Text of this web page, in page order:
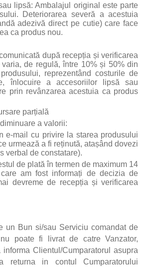
lipsă: Ambalajul original este parte
Deteriorarea severă a acestuia
adezivă direct pe cutie) care face
ca produs nou.
după recepția și verificarea
de regulă, între 10% și 50% din
reprezentând costurile de
înlocuire a accesoriilor lipsă sau
prin revânzarea acestuia ca produs
parțială
a valorii:
e-mail cu privire la starea produsului
urmează a fi reținută, atașând dovezi
verbal de constatare).
de plată în termen de maximum 14
am fost informați de decizia de
devreme de recepția și verificarea
un Bun si/sau Serviciu comandat de
poate fi livrat de catre Vanzator,
Clientul/Cumparatorul asupra
returna in contul Cumparatorului